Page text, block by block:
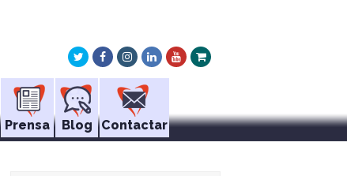
TwitterFacebookInstagram
LinkedInYoutube
Xing
Prensa Blog Contactar